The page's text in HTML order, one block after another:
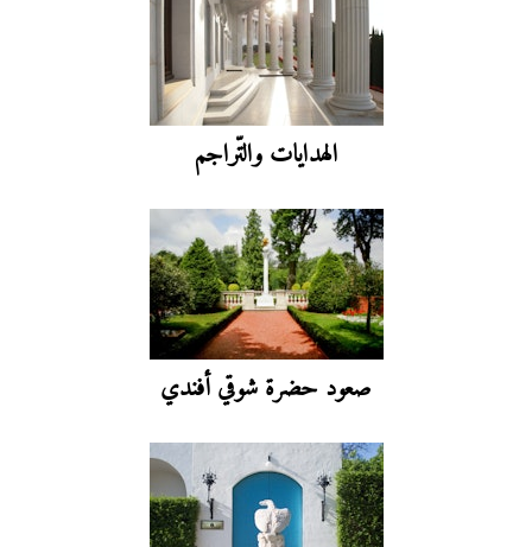
الهدايات والتّراجم
صعود حضرة شوقي أفندي